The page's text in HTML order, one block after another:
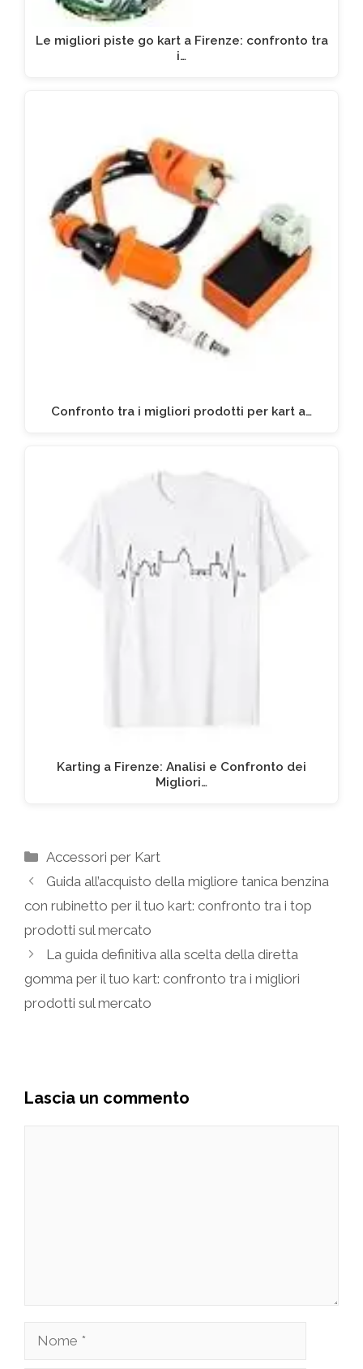
Le migliori piste go kart a Firenze: confronto tra
i…
Confronto tra i migliori prodotti per kart a…
Karting a Firenze: Analisi e Confronto dei
Migliori…
Categorie
Accessori per Kart
Guida all’acquisto della migliore tanica benzina
con rubinetto per il tuo kart: confronto tra i top
prodotti sul mercato
La guida definitiva alla scelta della diretta
gomma per il tuo kart: confronto tra i migliori
prodotti sul mercato
Lascia un commento
Nome